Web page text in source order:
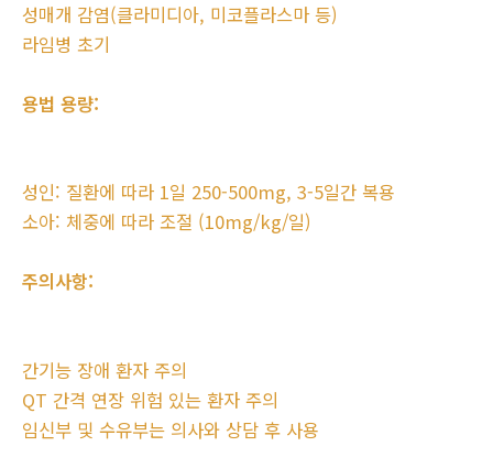
성매개 감염(클라미디아, 미코플라스마 등)
라임병 초기
용법 용량:
성인: 질환에 따라 1일 250-500mg, 3-5일간 복용
소아: 체중에 따라 조절 (10mg/kg/일)
주의사항:
간기능 장애 환자 주의
QT 간격 연장 위험 있는 환자 주의
임신부 및 수유부는 의사와 상담 후 사용